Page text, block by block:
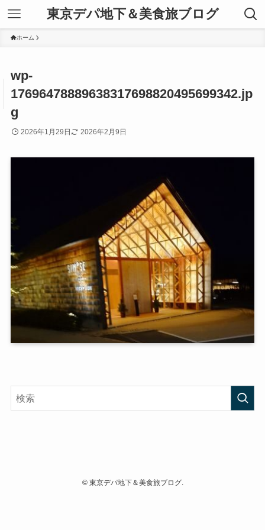
東京デパ地下＆美食旅ブログ
ホーム
wp-
17696478889638317698820495699342.jp
g
2026年1月29日 2026年2月9日
©東京デパ地下＆美食旅ブログ.